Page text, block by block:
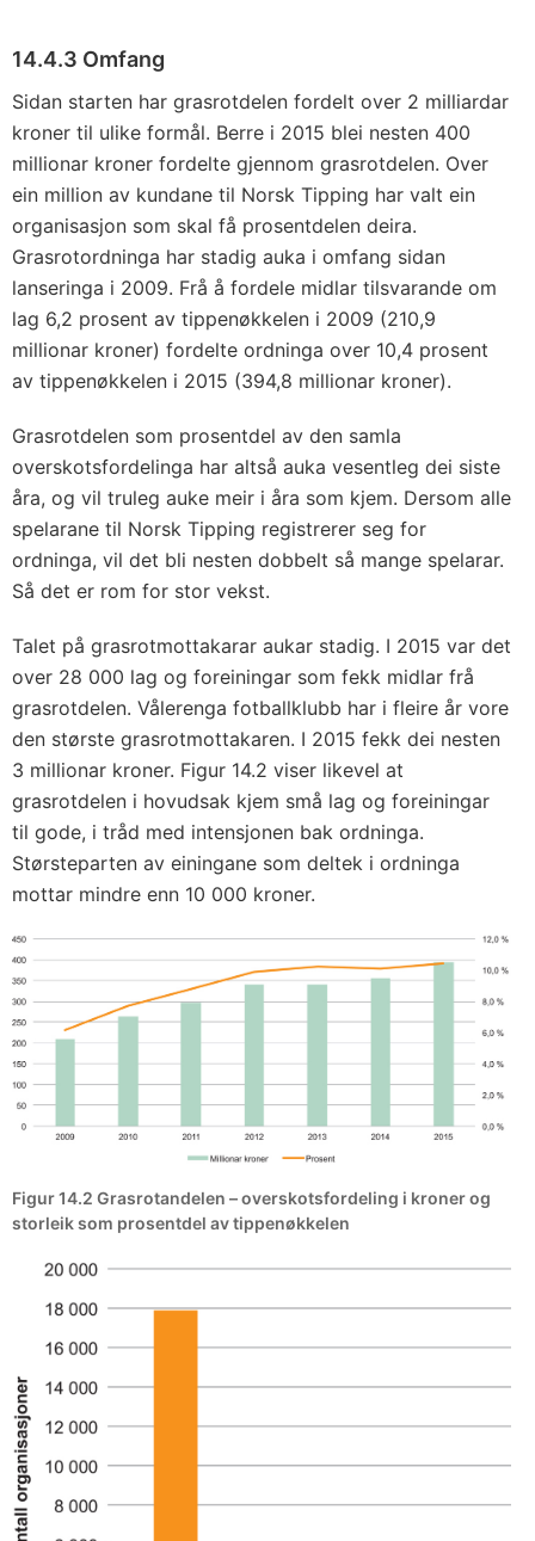
14.4.3 Omfang
Sidan starten har grasrotdelen fordelt over 2 milliardar
kroner til ulike formål. Berre i 2015 blei nesten 400
millionar kroner fordelte gjennom grasrotdelen. Over
ein million av kundane til Norsk Tipping har valt ein
organisasjon som skal få prosentdelen deira.
Grasrotordninga har stadig auka i omfang sidan
lanseringa i 2009. Frå å fordele midlar tilsvarande om
lag 6,2 prosent av tippenøkkelen i 2009 (210,9
millionar kroner) fordelte ordninga over 10,4 prosent
av tippenøkkelen i 2015 (394,8 millionar kroner).
Grasrotdelen som prosentdel av den samla
overskotsfordelinga har altså auka vesentleg dei siste
åra, og vil truleg auke meir i åra som kjem. Dersom alle
spelarane til Norsk Tipping registrerer seg for
ordninga, vil det bli nesten dobbelt så mange spelarar.
Så det er rom for stor vekst.
Talet på grasrotmottakarar aukar stadig. I 2015 var det
over 28 000 lag og foreiningar som fekk midlar frå
grasrotdelen. Vålerenga fotballklubb har i fleire år vore
den største grasrotmottakaren. I 2015 fekk dei nesten
3 millionar kroner. Figur 14.2 viser likevel at
grasrotdelen i hovudsak kjem små lag og foreiningar
til gode, i tråd med intensjonen bak ordninga.
Størsteparten av einingane som deltek i ordninga
mottar mindre enn 10 000 kroner.
Figur 14.2 Grasrotandelen – overskotsfordeling i kroner og
storleik som prosentdel av tippenøkkelen